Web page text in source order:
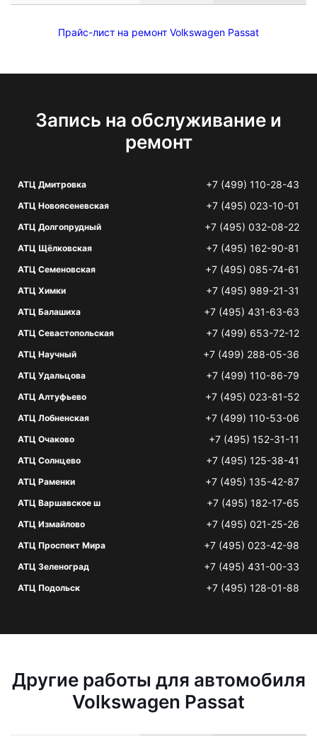
Прайс-лист на ремонт Volkswagen Passat
Запись на обслуживание и
ремонт
АТЦ Дмитровка +7 (499) 110-28-43
АТЦ Новоясеневская +7 (495) 023-10-01
АТЦ Долгопрудный +7 (495) 032-08-22
АТЦ Щёлковская +7 (495) 162-90-81
АТЦ Семеновская +7 (495) 085-74-61
АТЦ Химки +7 (495) 989-21-31
АТЦ Балашиха +7 (495) 431-63-63
АТЦ Севастопольская +7 (499) 653-72-12
АТЦ Научный +7 (499) 288-05-36
АТЦ Удальцова +7 (499) 110-86-79
АТЦ Алтуфьево +7 (495) 023-81-52
АТЦ Лобненская +7 (499) 110-53-06
АТЦ Очаково +7 (495) 152-31-11
АТЦ Солнцево +7 (495) 125-38-41
АТЦ Раменки +7 (495) 135-42-87
АТЦ Варшавское ш +7 (495) 182-17-65
АТЦ Измайлово +7 (495) 021-25-26
АТЦ Проспект Мира +7 (495) 023-42-98
АТЦ Зеленоград +7 (495) 431-00-33
АТЦ Подольск +7 (495) 128-01-88
Другие работы для автомобиля
Volkswagen Passat